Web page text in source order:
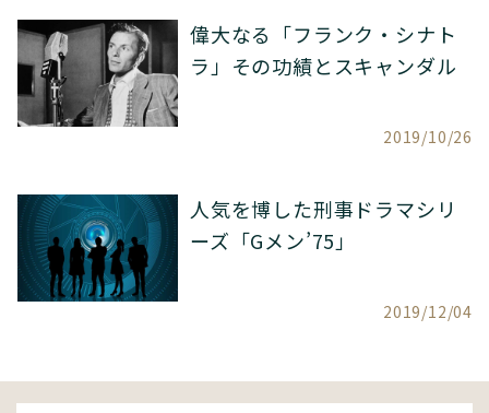
偉大なる「フランク・シナト
ラ」その功績とスキャンダル
2019/10/26
人気を博した刑事ドラマシリ
ーズ「Gメン’75」
2019/12/04